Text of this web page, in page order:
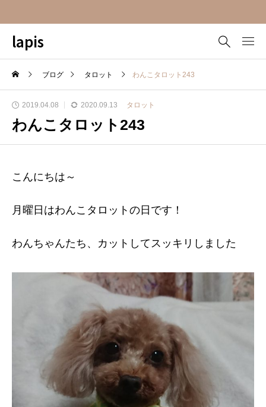
lapis
ブログ タロット わんこタロット243
2019.04.08 2020.09.13 タロット
わんこタロット243
こんにちは～
月曜日はわんこタロットの日です！
わんちゃんたち、カットしてスッキリしました